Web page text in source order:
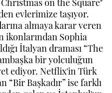
on the Square"
evlerimize taşıyor.
almaya karar veren
ikonlarından Sophia
İtalyan draması “The
bir yolculuğun
ediyor. Netflix'in Türk
“Bir Başkadır” ise farklı